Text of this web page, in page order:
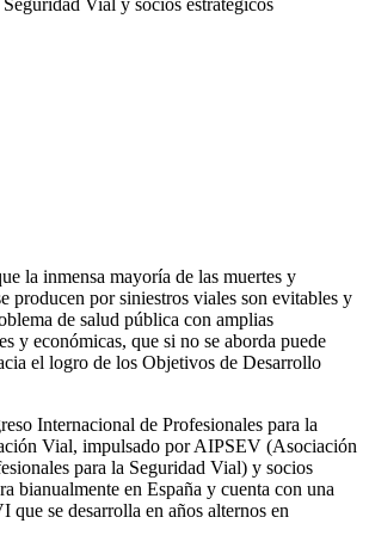
Seguridad Vial y socios estratégicos
la inmensa mayoría de las muertes y
producen por siniestros viales son evitables y
de salud pública con amplias
y económicas, que si no se aborda puede
el logro de los Objetivos de Desarrollo
Internacional de Profesionales para la
Vial, impulsado por AIPSEV (Asociación
para la Seguridad Vial) y socios
bianualmente en España y cuenta con una
se desarrolla en años alternos en